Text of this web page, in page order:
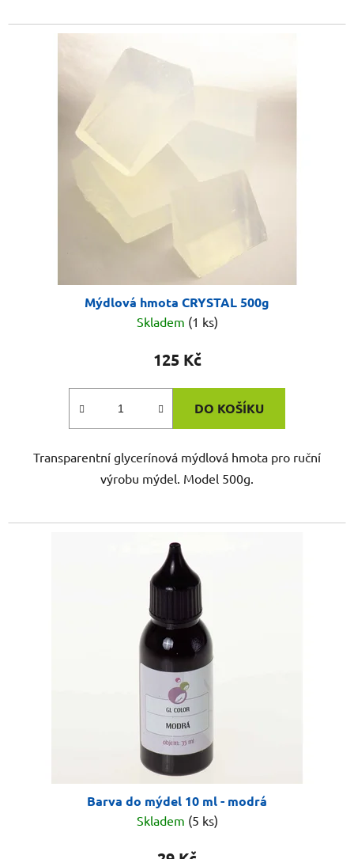
Mýdlová hmota CRYSTAL 500g
Skladem (1 ks)
125 Kč
DO KOŠÍKU
Transparentní glycerínová mýdlová hmota pro ruční
výrobu mýdel. Model 500g.
Barva do mýdel 10 ml - modrá
Skladem (5 ks)